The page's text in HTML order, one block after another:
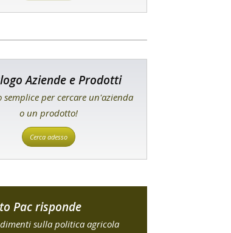
Aziende e Prodotti
semplice per cercare un'azienda
o un prodotto!
Cerca adesso
Pac risponde
sulla politica agricola